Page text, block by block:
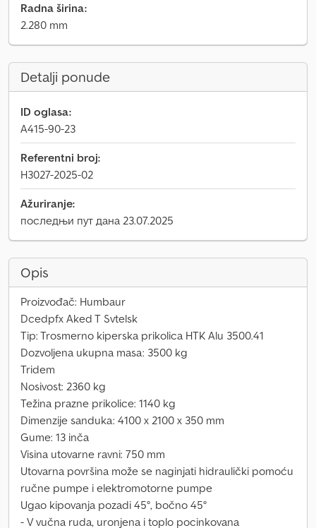
Radna širina:
2.280 mm
Detalji ponude
ID oglasa:
A415-90-23
Referentni broj:
H3027-2025-02
Ažuriranje:
последњи пут дана 23.07.2025
Opis
Proizvođač: Humbaur
Dcedpfx Aked T Svtelsk
Tip: Trosmerno kiperska prikolica HTK Alu 3500.41
Dozvoljena ukupna masa: 3500 kg
Tridem
Nosivost: 2360 kg
Težina prazne prikolice: 1140 kg
Dimenzije sanduka: 4100 x 2100 x 350 mm
Gume: 13 inča
Visina utovarne ravni: 750 mm
Utovarna površina može se naginjati hidraulički pomoću
ručne pumpe i elektromotorne pumpe
Ugao kipovanja pozadi 45°, bočno 45°
- V vučna ruda, uronjena i toplo pocinkovana